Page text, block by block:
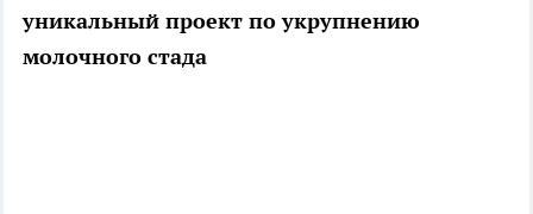
уникальный проект по укрупнению
молочного стада